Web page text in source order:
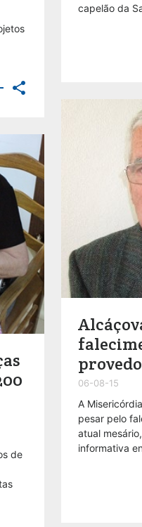

de
capelão da
06-08-15
A
pesar pelo
atual
informativa